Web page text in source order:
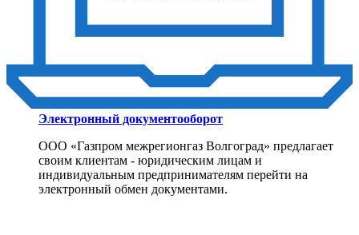
Электронный документооборот
ООО «Газпром межрегионгаз Волгоград» предлагает
своим клиентам - юридическим лицам и
индивидуальным предпринимателям перейти на
электронный обмен документами.